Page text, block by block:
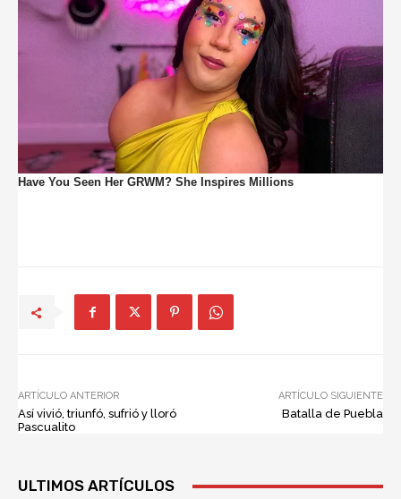
ARTÍCULO ANTERIOR
Así vivió, triunfó, sufrió y lloró
Pascualito
ARTÍCULO SIGUIENTE
Batalla de Puebla
ULTIMOS ARTÍCULOS